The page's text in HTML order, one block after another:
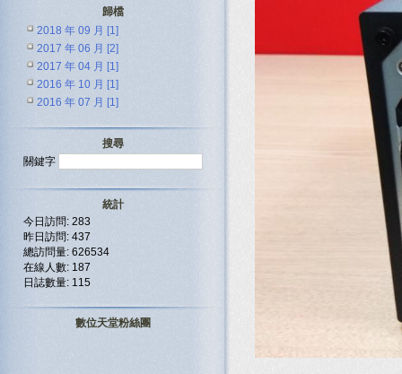
歸檔
2018 年 09 月 [1]
2017 年 06 月 [2]
2017 年 04 月 [1]
2016 年 10 月 [1]
2016 年 07 月 [1]
搜尋
關鍵字
統計
今日訪問: 283
昨日訪問: 437
總訪問量: 626534
在線人數: 187
日誌數量: 115
數位天堂粉絲團